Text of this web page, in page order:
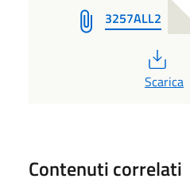
3257ALL2
PDF
Scarica
Contenuti correlati